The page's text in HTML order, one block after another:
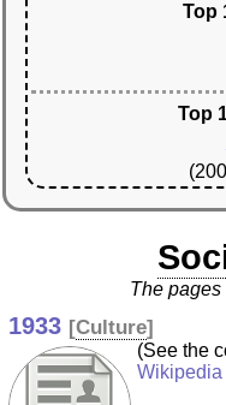
Top
Top
The
1933 [Culture]
(See the
Wikipedia